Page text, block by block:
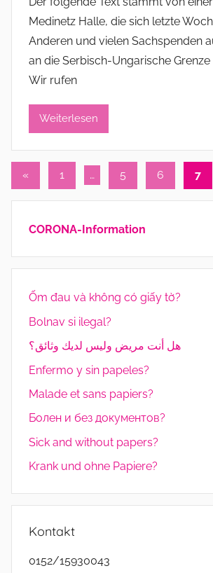
a
Medinetz Halle, die sich letzte
Anderen und vielen Sachspenden
an die Serbisch-Ungarische
Wir rufen
Weiterlesen
Seitennummerierung
der
Beiträge
« Vorherige
1 … 5 6 7
CORONA-Information
Ốm đau và không có giấy tờ?
Bolnav si ilegal?
هل أنت مريض وليس لديك وثائق؟
Enfermo y sin papeles?
Malade et sans papiers?
Болен и без документов?
Sick and without papers?
Krank und ohne Papiere?
Kontakt
0152/15930043